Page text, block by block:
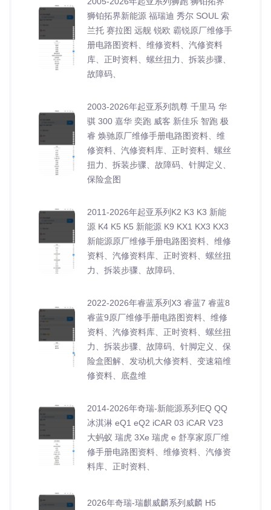
狮铂拓界新能源 福瑞迪 秀尔 SOUL 索
兰托 赛拉图 远舰 锐欧 霸锐原厂维修手
册电路图资料、维修资料、汽修资料
库、正时资料、螺丝扭力、拆装步骤、
故障码、
2003-2026年起亚系列凯尊 千里马 华
骐 300 嘉华 奕跑 威客 新佳乐 智跑 极
睿 焕驰原厂维修手册电路图资料、维
修资料、汽修资料库、正时资料、螺丝
扭力、拆装步骤、故障码、针脚定义、
保险盒图
2011-2026年起亚系列K2 K3 K3 新能
源 K4 K5 K5 新能源 K9 KX1 KX3 KX3
新能源原厂维修手册电路图资料、维修
资料、汽修资料库、正时资料、螺丝扭
力、拆装步骤、故障码、
2022-2026年睿蓝系列X3 睿蓝7 睿蓝8
睿蓝9原厂维修手册电路图资料、维修
资料、汽修资料库、正时资料、螺丝扭
力、拆装步骤、故障码、针脚定义、保
险盒图解、发动机大修资料、变速箱维
修资料、底盘维
2014-2026年奇瑞-新能源系列EQ QQ
冰淇淋 eQ1 eQ2 iCAR 03 iCAR V23
大蚂蚁 瑞虎 3Xe 瑞虎 e 舒享家原厂维
修手册电路图资料、维修资料、汽修资
料库、正时资料、
2026年奇瑞-瑞麒威麟系列威麟 H5